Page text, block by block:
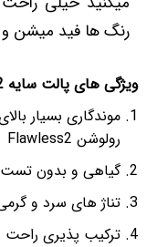
رنگ ها فید میشن
ویژگی های پالت سایه 32 رنگ رولوشن Flawless2 :
رولوشن Flawless2
گیاهی و بدون تست
تناژ های سرد و
ترکیب پذیری راحت